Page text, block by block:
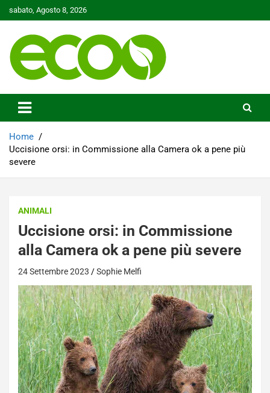
to
sabato, Agosto 8, 2026
Ecoo.it
Home
Uccisione orsi: in Commissione alla Camera ok a pene più
severe
ANIMALI
Uccisione orsi: in Commissione
alla Camera ok a pene più severe
24 Settembre 2023 Sophie Melfi